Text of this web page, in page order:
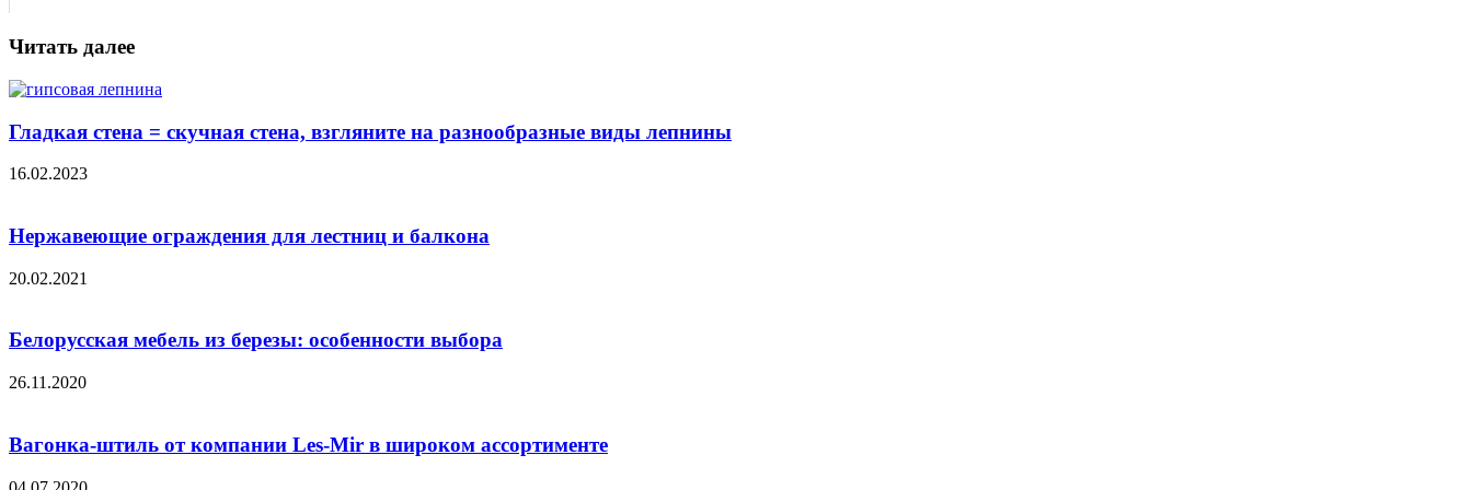
Читать далее
Гладкая стена = скучная стена, взгляните на разнообразные виды лепнины
16.02.2023
Нержавеющие ограждения для лестниц и балкона
20.02.2021
Белорусская мебель из березы: особенности выбора
26.11.2020
Вагонка-штиль от компании Les-Mir в широком ассортименте